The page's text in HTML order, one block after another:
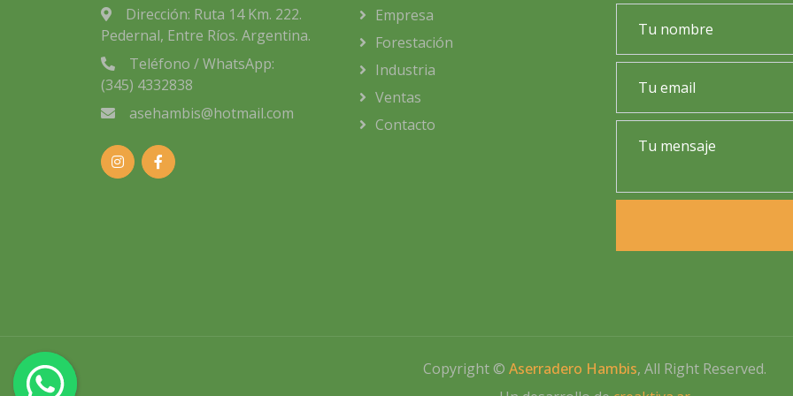
Dirección: Ruta 14 Km. 222.
Pedernal, Entre Ríos. Argentina.
Teléfono / WhatsApp:
(345) 4332838
asehambis@hotmail.com
Empresa
Forestación
Industria
Ventas
Contacto
Copyright © Aserradero Hambis, All Right Reserved.